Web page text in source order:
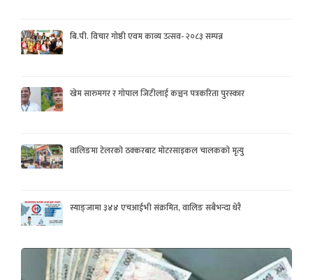
बि.पी. विचार गोष्ठी एवम काव्य उत्सव- २०८३ सम्पन्न
खेम सारुमगर र गोपाल जिटीलाई कञ्चन पत्रकरिता पुरस्कार
वालिङमा टेलरको ठक्करबाट मोटरसाइकल चालकको मृत्यु
स्याङ्जामा ३४४ एचआईभी संक्रमित, वालिङ सबैभन्दा धेरै